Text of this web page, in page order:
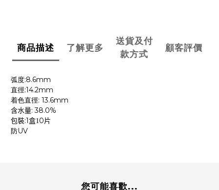
商品描述 了解更多
送貨及付
款方式
顧客評價
弧度:8.6mm
直徑:14.2mm
着色直徑: 13.6mm
含水量: 38.0%
包裝:1 盒10片
防UV
您可能喜歡...